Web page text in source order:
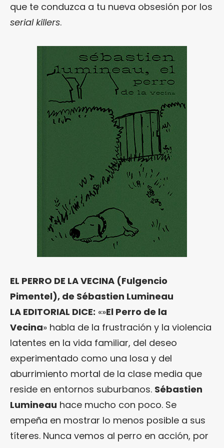
que te conduzca a tu nueva obsesión por los
serial killers.
EL PERRO DE LA VECINA (Fulgencio
Pimentel), de Sébastien Lumineau
LA EDITORIAL DICE: «»El Perro de la
Vecina» habla de la frustración y la violencia
latentes en la vida familiar, del deseo
experimentado como una losa y del
aburrimiento mortal de la clase media que
reside en entornos suburbanos. Sébastien
Lumineau hace mucho con poco. Se
empeña en mostrar lo menos posible a sus
títeres. Nunca vemos al perro en acción, por